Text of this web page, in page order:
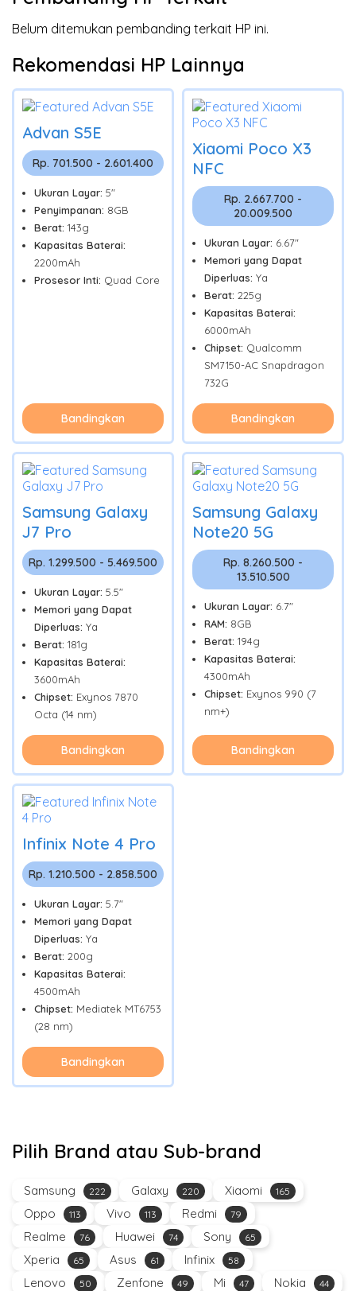
Belum ditemukan pembanding terkait HP ini.
Rekomendasi HP Lainnya
Advan S5E
Rp. 701.500 - 2.601.400
Ukuran Layar: 5"
Penyimpanan: 8GB
Berat: 143g
Kapasitas Baterai:
2200mAh
Prosesor Inti: Quad Core
Bandingkan
Xiaomi Poco X3
NFC
Rp. 2.667.700 -
20.009.500
Ukuran Layar: 6.67"
Memori yang Dapat
Diperluas: Ya
Berat: 225g
Kapasitas Baterai:
6000mAh
Chipset: Qualcomm
SM7150-AC Snapdragon
732G
Bandingkan
Samsung Galaxy
J7 Pro
Rp. 1.299.500 - 5.469.500
Ukuran Layar: 5.5"
Memori yang Dapat
Diperluas: Ya
Berat: 181g
Kapasitas Baterai:
3600mAh
Chipset: Exynos 7870
Octa (14 nm)
Bandingkan
Samsung Galaxy
Note20 5G
Rp. 8.260.500 -
13.510.500
Ukuran Layar: 6.7"
RAM: 8GB
Berat: 194g
Kapasitas Baterai:
4300mAh
Chipset: Exynos 990 (7
nm+)
Bandingkan
Infinix Note 4 Pro
Rp. 1.210.500 - 2.858.500
Ukuran Layar: 5.7"
Memori yang Dapat
Diperluas: Ya
Berat: 200g
Kapasitas Baterai:
4500mAh
Chipset: Mediatek MT6753
(28 nm)
Bandingkan
Pilih Brand atau Sub-brand
Samsung 222 Galaxy 220 Xiaomi 165
Oppo 113 Vivo 113 Redmi 79
Realme 76 Huawei 74 Sony 65
Xperia 65 Asus 61 Infinix 58
Lenovo 50 Zenfone 49 Mi 47 Nokia 44